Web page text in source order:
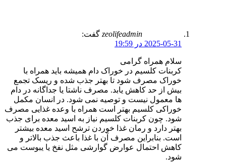
zeolifeadmin گفت:
2025-05-31 در 19:59
سلام همراه گرامی
کربنات کلسیم در خوراک دام همیشه باید همراه با
خوراک مصرف شود تا بهتر جذب شده و ریسک تجمع
بیش از حد کاهش یابد. مصرف ناشتا یا جداگانه در دام
ها معمول نیست و توصیه نمی شود. در انسان مکمل
خوراکی کلسیم بهتر است همراه با وعده غذایی مصرف
شود. چون کربنات کلسیم نیاز به اسید معده برای جذب
بهتر دارد و رمان غذا خوردن ترشح اسید معده بیشتر
است. بنابراین مصرف آن با غذا باعث جذب بالاتر و
کاهش احتمال عوارض گوارشی مثل نفخ یا یبوست می
شود.